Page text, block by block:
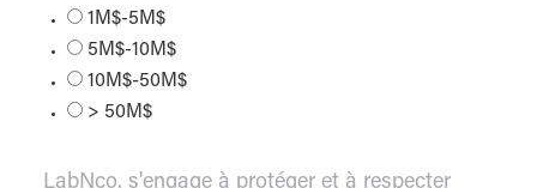
1M$-5M$
5M$-10M$
10M$-50M$
> 50M$
LabNco. s'engage à protéger et à respecter